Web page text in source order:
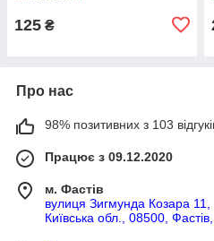
125 ₴
Про нас
98% позитивних з 103
Працює з 09.12.2020
м. Фастів
вулиця Зигмунда Козара
Київська обл., 08500,